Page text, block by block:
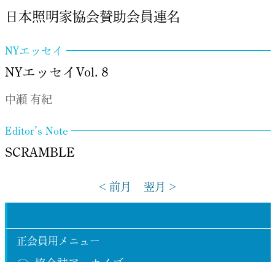
正会員用メニュー
日本照明家協会賛助会員連名
NYエッセイ
NYエッセイVol.８
中瀬 有紀
Editor’s Note
SCRAMBLE
< 前月 翌月 >